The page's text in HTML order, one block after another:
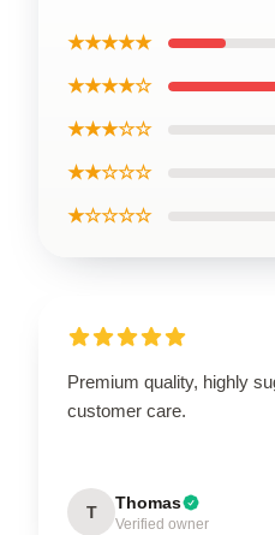
★★★★★
★★★★☆
★★★☆☆
★★☆☆☆
★☆☆☆☆
Premium quality, highly
customer care.
T Thomas
Verified owner